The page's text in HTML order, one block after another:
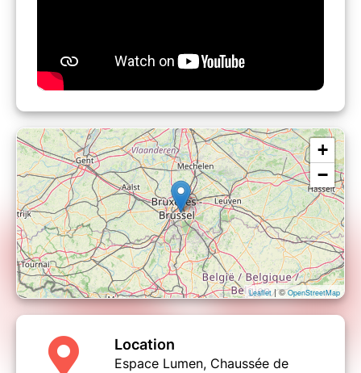
+
−
Leaflet| ©OpenStreetMap
Location
Espace Lumen, Chaussée de